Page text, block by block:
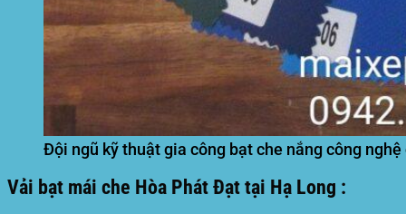
Đội ngũ kỹ thuật gia công bạt che nắng công
Vải bạt mái che Hòa Phát Đạt tại Hạ Long :